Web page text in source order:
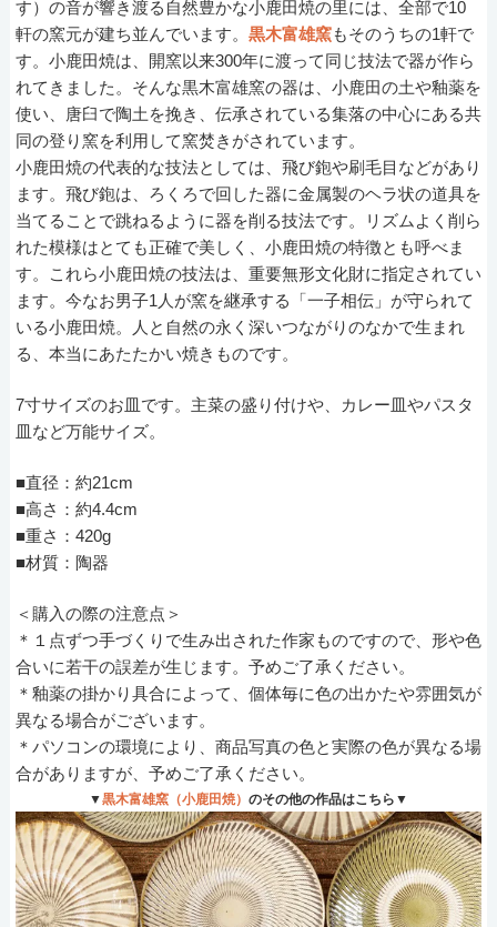
す）の音が響き渡る自然豊かな小鹿田焼の里には、全部で10
軒の窯元が建ち並んでいます。 黒木富雄窯もそのうちの1軒で
す。小鹿田焼は、開窯以来300年に渡って同じ技法で器が作ら
れてきました。そんな黒木富雄窯の器は、小鹿田の土や釉薬を
使い、唐臼で陶土を挽き、伝承されている集落の中心にある共
同の登り窯を利用して窯焚きがされています。
小鹿田焼の代表的な技法としては、飛び鉋や刷毛目などがあり
ます。飛び鉋は、ろくろで回した器に金属製のヘラ状の道具を
当てることで跳ねるように器を削る技法です。リズムよく削ら
れた模様はとても正確で美しく、小鹿田焼の特徴とも呼べま
す。これら小鹿田焼の技法は、重要無形文化財に指定されてい
ます。今なお男子1人が窯を継承する「一子相伝」が守られて
いる小鹿田焼。人と自然の永く深いつながりのなかで生まれ
る、本当にあたたかい焼きものです。
7寸サイズのお皿です。主菜の盛り付けや、カレー皿やパスタ
皿など万能サイズ。
■直径：約21cm
■高さ：約4.4cm
■重さ：420g
■材質：陶器
＜購入の際の注意点＞
＊１点ずつ手づくりで生み出された作家ものですので、形や色
合いに若干の誤差が生じます。予めご了承ください。
＊釉薬の掛かり具合によって、個体毎に色の出かたや雰囲気が
異なる場合がございます。
＊パソコンの環境により、商品写真の色と実際の色が異なる場
合がありますが、予めご了承ください。
▼黒木富雄窯（小鹿田焼） のその他の作品はこちら▼